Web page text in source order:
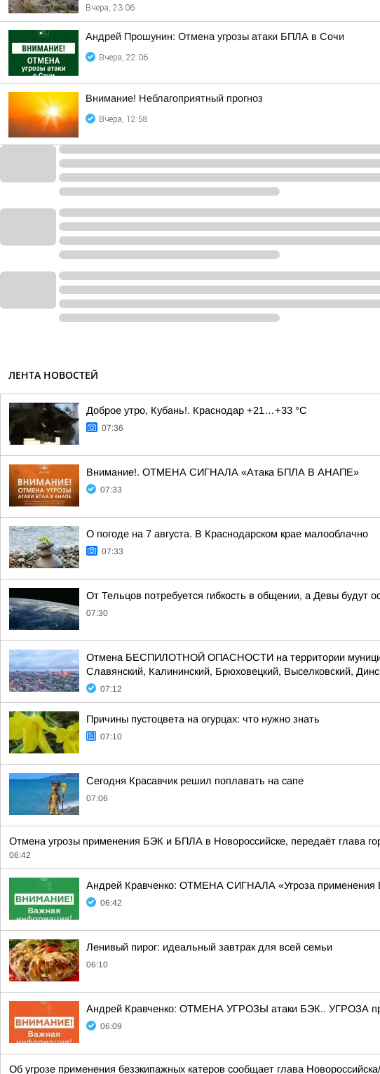
Вчера, 23:06
Андрей Прошунин: Отмена угрозы атаки БПЛА в Сочи
Вчера, 22:06
Внимание! Неблагоприятный прогноз
Вчера, 12:58
ЛЕНТА НОВОСТЕЙ
Доброе утро, Кубань!. Краснодар +21…+33 °С
07:36
Внимание!. ОТМЕНА СИГНАЛА «Атака БПЛА В АНАПЕ»
07:33
О погоде на 7 августа. В Краснодарском крае малооблачно
07:33
От Тельцов потребуется гибкость в общении, а Девы будут
07:30
Отмена БЕСПИЛОТНОЙ ОПАСНОСТИ на территории
Славянский, Калининский, Брюховецкий, Выселковский,
07:12
Причины пустоцвета на огурцах: что нужно знать
07:10
Сегодня Красавчик решил поплавать на сапе
07:06
Отмена угрозы применения БЭК и БПЛА в Новороссийске, передаёт глава
06:42
Андрей Кравченко: ОТМЕНА СИГНАЛА «Угроза
06:42
Ленивый пирог: идеальный завтрак для всей семьи
06:10
Андрей Кравченко: ОТМЕНА УГРОЗЫ атаки БЭК.. УГРОЗА
06:09
Об угрозе применения безэкипажных катеров сообщает глава